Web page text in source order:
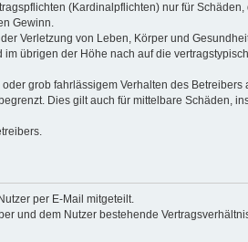
(Kardinalpflichten) nur für
Gewinn.
Verletzung von Leben, Körper und
übrigen der Höhe nach auf die
grob fahrlässigem Verhalten des Betreibers
Dies gilt auch für mittelbare Schäden,
per E-Mail mitgeteilt.
und dem Nutzer bestehende